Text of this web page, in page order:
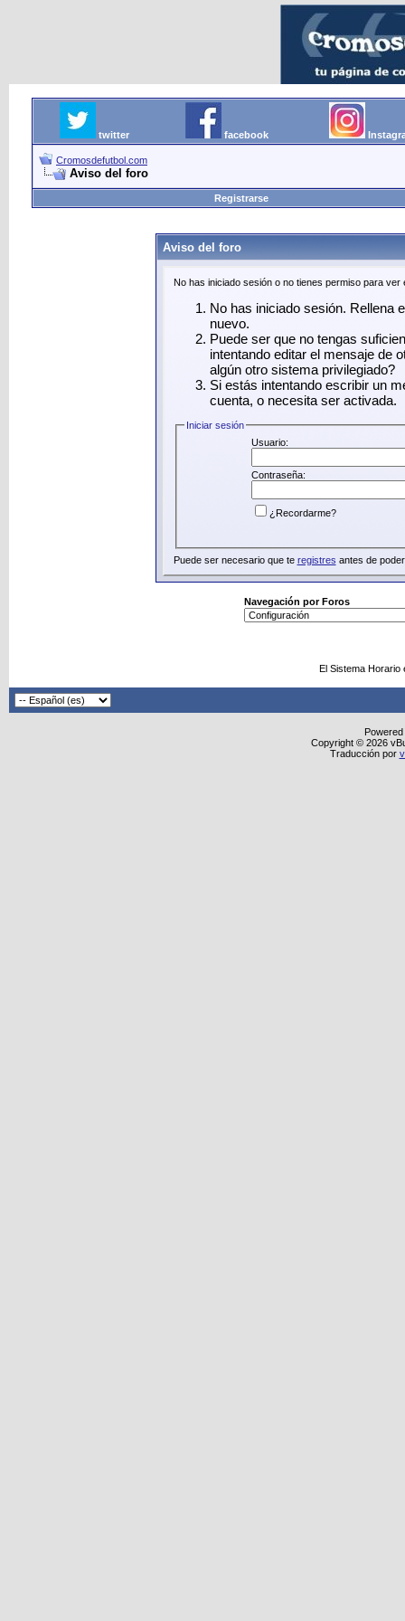
twitter facebook
Cromosdefutbol.com
Aviso del foro
Registrarse
Aviso del foro
No has iniciado sesión o no tienes permiso para
No has iniciado sesión. Rellena
nuevo.
Puede ser que no tengas
intentando editar el mensaje de
algún otro sistema privilegiado?
Si estás intentando escribir un
cuenta, o necesita ser activada.
Iniciar sesión
Usuario:
Contraseña:
¿Recordarme?
Puede ser necesario que te registres antes de
Navegación por Foros
El Sistema
Copyright © 2026
Traducción por